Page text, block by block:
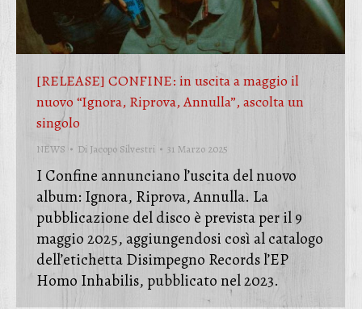
[RELEASE] CONFINE: in uscita a maggio il
nuovo “Ignora, Riprova, Annulla”, ascolta un
singolo
NEWS Di Jacopo Silvestri 31 Marzo 2025
I Confine annunciano l’uscita del nuovo
album: Ignora, Riprova, Annulla. La
pubblicazione del disco è prevista per il 9
maggio 2025, aggiungendosi così al catalogo
dell’etichetta Disimpegno Records l’EP
Homo Inhabilis, pubblicato nel 2023.